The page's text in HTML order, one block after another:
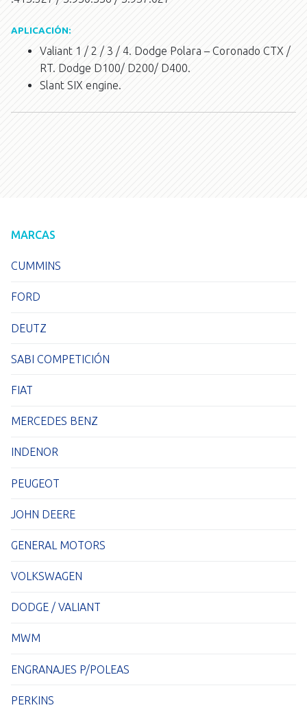
APLICACIÓN:
Valiant 1 / 2 / 3 / 4. Dodge Polara – Coronado CTX /
RT. Dodge D100/ D200/ D400.
Slant SIX engine.
MARCAS
CUMMINS
FORD
DEUTZ
SABI COMPETICIÓN
FIAT
MERCEDES BENZ
INDENOR
PEUGEOT
JOHN DEERE
GENERAL MOTORS
VOLKSWAGEN
DODGE / VALIANT
MWM
ENGRANAJES P/POLEAS
PERKINS